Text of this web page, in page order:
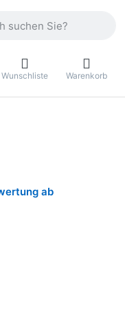
Wunschliste Warenkorb
ab